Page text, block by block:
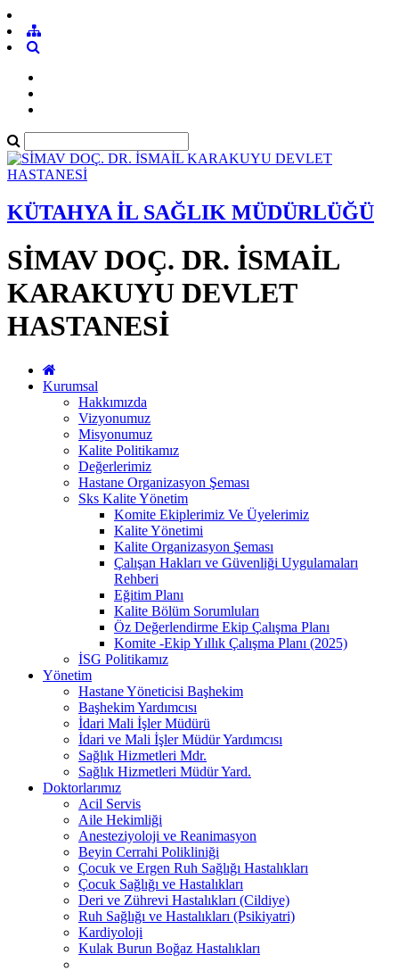
KÜTAHYA İL SAĞLIK MÜDÜRLÜĞÜ
SİMAV DOÇ. DR. İSMAİL
KARAKUYU DEVLET
HASTANESİ
Kurumsal
Hakkımızda
Vizyonumuz
Misyonumuz
Kalite Politikamız
Değerlerimiz
Hastane Organizasyon Şeması
Sks Kalite Yönetim
Komite Ekiplerimiz Ve Üyelerimiz
Kalite Yönetimi
Kalite Organizasyon Şeması
Çalışan Hakları ve Güvenliği Uygulamaları
Rehberi
Eğitim Planı
Kalite Bölüm Sorumluları
Öz Değerlendirme Ekip Çalışma Planı
Komite -Ekip Yıllık Çalışma Planı (2025)
İSG Politikamız
Yönetim
Hastane Yöneticisi Başhekim
Başhekim Yardımcısı
İdari Mali İşler Müdürü
İdari ve Mali İşler Müdür Yardımcısı
Sağlık Hizmetleri Mdr.
Sağlık Hizmetleri Müdür Yard.
Doktorlarımız
Acil Servis
Aile Hekimliği
Anesteziyoloji ve Reanimasyon
Beyin Cerrahi Polikliniği
Çocuk ve Ergen Ruh Sağlığı Hastalıkları
Çocuk Sağlığı ve Hastalıkları
Deri ve Zührevi Hastalıkları (Cildiye)
Ruh Sağlığı ve Hastalıkları (Psikiyatri)
Kardiyoloji
Kulak Burun Boğaz Hastalıkları